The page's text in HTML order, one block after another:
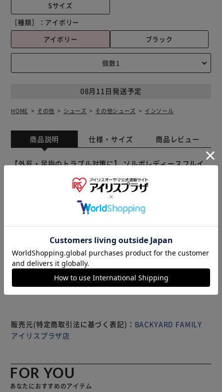
Sサイズ
［種類］： アイボリー
アイボリー
ブラック
08月11日発送予定
HOME その他 シューズ その他シューズ インソール
商品説明 仕様・サイズ 商品レビュー
【外反・足指のトラブル対策に】 ソルボレディースフルイ
ンソールタイプ♪ 【 衝撃吸収素材ソルボセイン】 足への負
担を和らげ、快適な歩行をサポート◎ 【足のトラブルを軽
減する「DSIS」】 ３つのアーチをサポートすることにより
歩行バランスを補正し疲れにくくなる！ 【サラッと快適】
スニーカー等、靴に差し込むだけで手間なく使えるフルイン
ソールタイプ！
もっと見る
※製品は予告なく仕様を変更する場合がございます。あらか
じめご了承ください。
販売元(特定商取引法に基づく表記)： BACKYARD FAMILY
アイリスプラザ店
FOR YOU
あなたにおすすめのアイテム